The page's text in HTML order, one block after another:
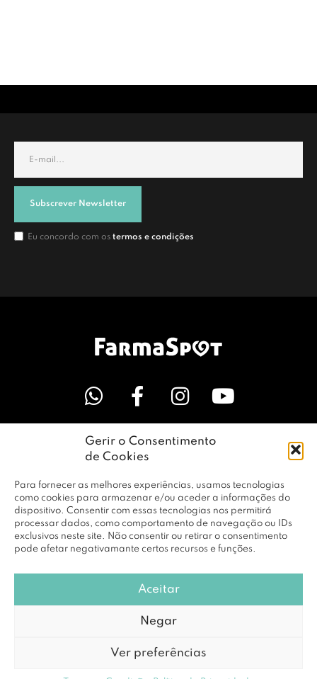
Gerir o Consentimento
de Cookies
Para fornecer as melhores experiências, usamos tecnologias
como cookies para armazenar e/ou aceder a informações do
dispositivo. Consentir com essas tecnologias nos permitirá
processar dados, como comportamento de navegação ou IDs
exclusivos neste site. Não consentir ou retirar o consentimento
pode afetar negativamante certos recursos e funções.
Aceitar
Negar
Ver preferências
Subscrever Newsletter
Eu concordo com os termos e condições
LINKS ÚTEIS
EMPRESA
PERFIL
© Copyright 2026 RBF Distribuição Lda. Todos os Direitos